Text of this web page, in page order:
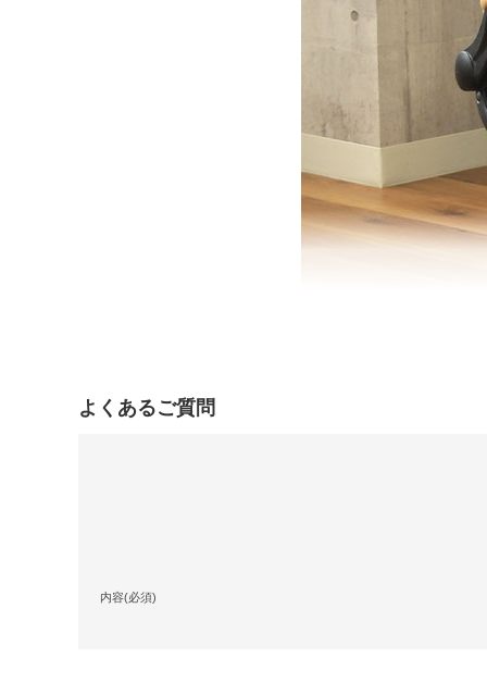
よくあるご質問
内容(必須)